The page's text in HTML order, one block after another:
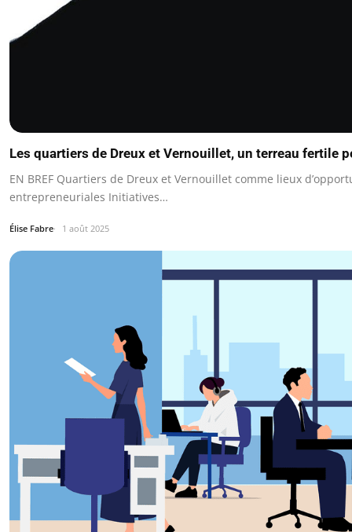
Les quartiers de Dreux et Vernouillet, un terreau fertile
EN BREF Quartiers de Dreux et Vernouillet comme lieux
entrepreneuriales Initiatives…
Élise Fabre 1 août 2025